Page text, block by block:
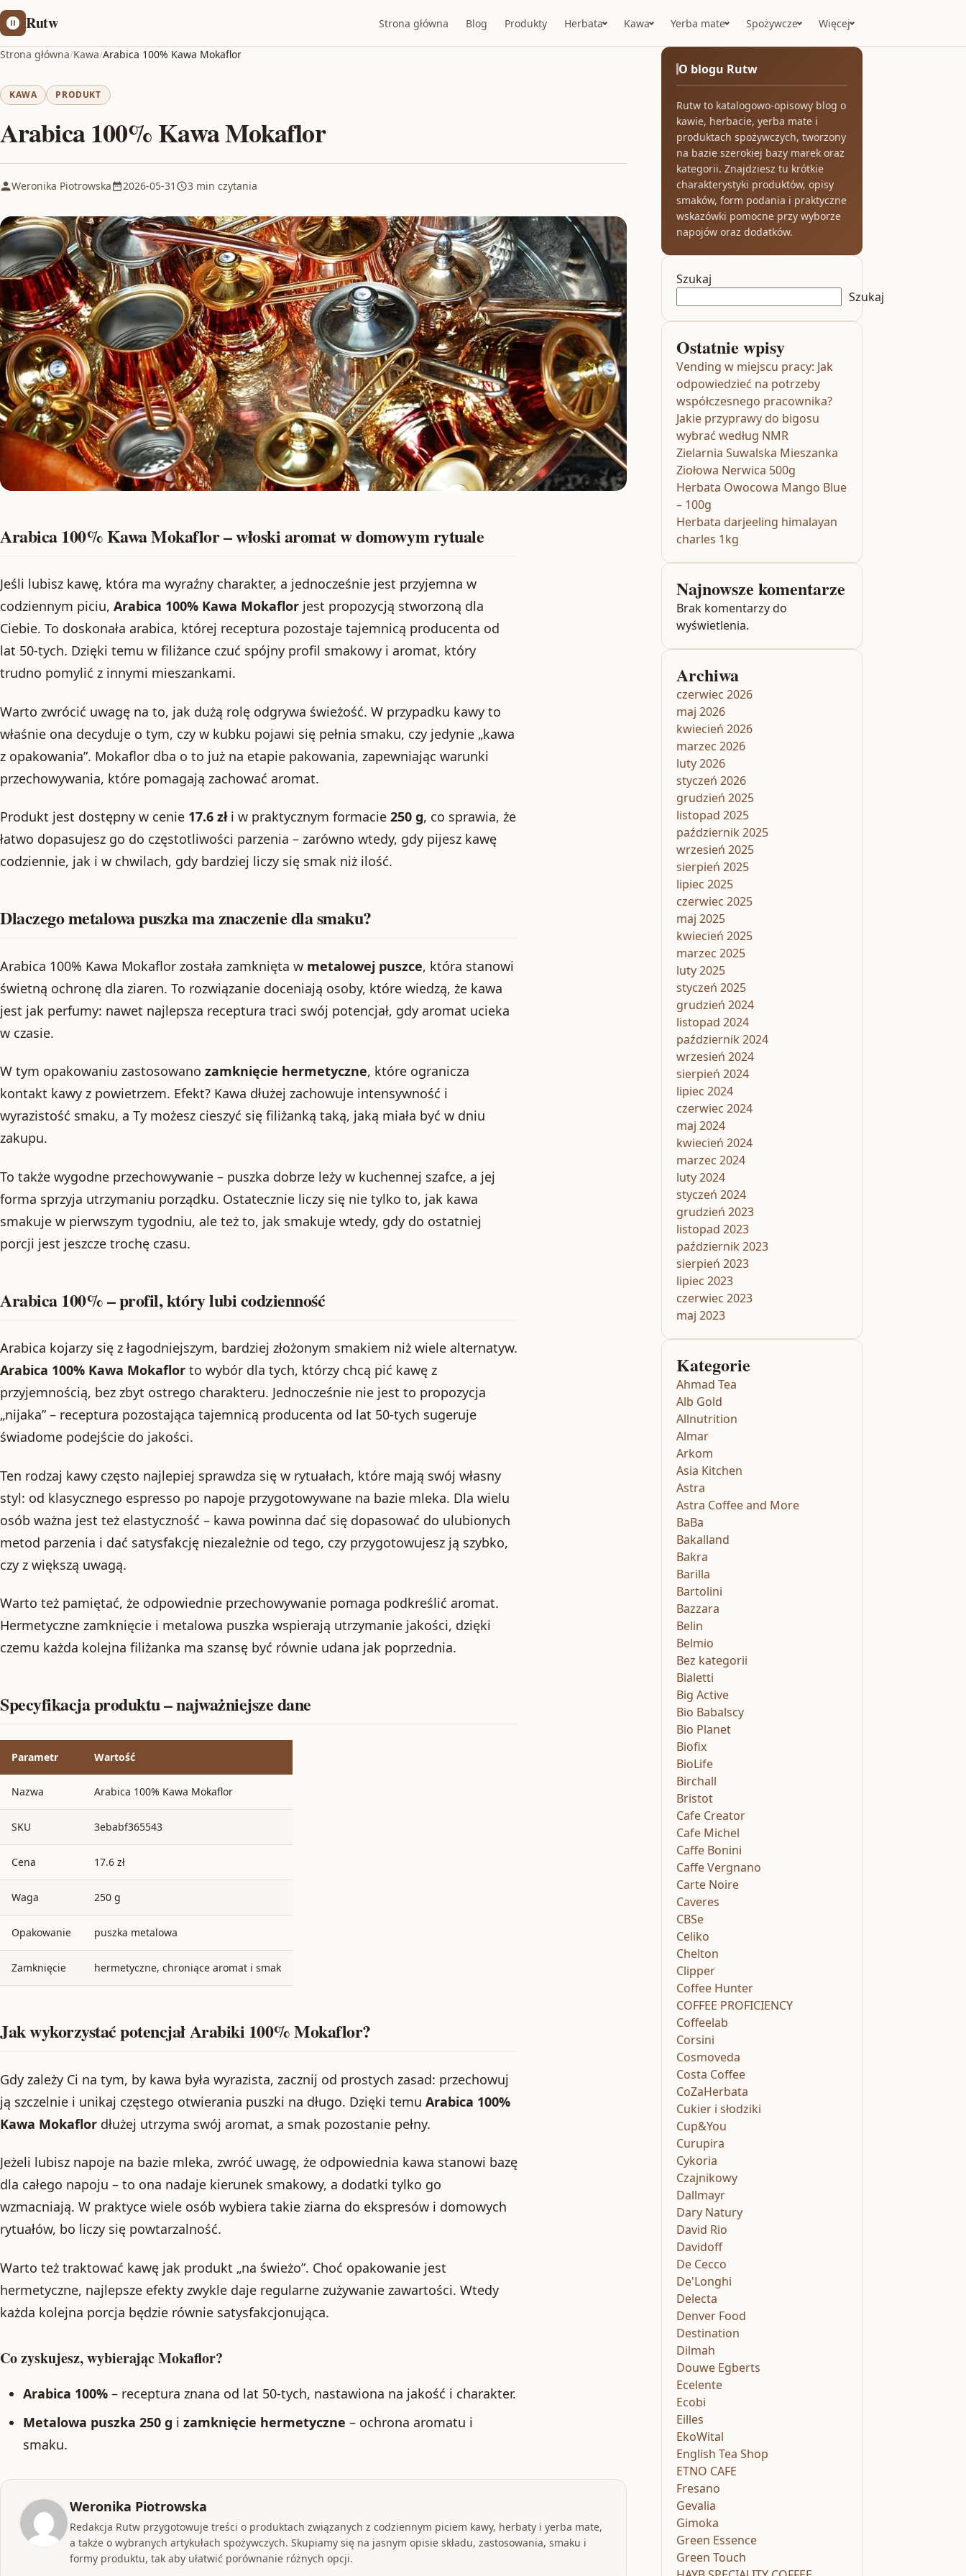
Rutw Strona główna Blog Produkty Herbata Kawa Yerba mate Spożywcze Więcej
Strona główna/Kawa/Arabica 100% Kawa Mokaflor
KAWA PRODUKT
Arabica 100% Kawa Mokaflor
Weronika Piotrowska 2026-05-31 3 min czytania
Arabica 100% Kawa Mokaflor – włoski aromat w domowym rytuale
Jeśli lubisz kawę, która ma wyraźny charakter, a jednocześnie jest przyjemna w
codziennym piciu, Arabica 100% Kawa Mokaflor jest propozycją stworzoną dla
Ciebie. To doskonała arabica, której receptura pozostaje tajemnicą producenta od
lat 50-tych. Dzięki temu w filiżance czuć spójny profil smakowy i aromat, który
trudno pomylić z innymi mieszankami.
Warto zwrócić uwagę na to, jak dużą rolę odgrywa świeżość. W przypadku kawy to
właśnie ona decyduje o tym, czy w kubku pojawi się pełnia smaku, czy jedynie „kawa
z opakowania”. Mokaflor dba o to już na etapie pakowania, zapewniając warunki
przechowywania, które pomagają zachować aromat.
Produkt jest dostępny w cenie 17.6 złi w praktycznym formacie 250 g, co sprawia, że
łatwo dopasujesz go do częstotliwości parzenia – zarówno wtedy, gdy pijesz kawę
codziennie, jak i w chwilach, gdy bardziej liczy się smak niż ilość.
Dlaczego metalowa puszka ma znaczenie dla smaku?
Arabica 100% Kawa Mokaflor została zamknięta w metalowej puszce, która stanowi
świetną ochronę dla ziaren. To rozwiązanie doceniają osoby, które wiedzą, że kawa
jest jak perfumy: nawet najlepsza receptura traci swój potencjał, gdy aromat ucieka
w czasie.
W tym opakowaniu zastosowano zamknięcie hermetyczne, które ogranicza
kontakt kawy z powietrzem. Efekt? Kawa dłużej zachowuje intensywność i
wyrazistość smaku, a Ty możesz cieszyć się filiżanką taką, jaką miała być w dniu
zakupu.
To także wygodne przechowywanie – puszka dobrze leży w kuchennej szafce, a jej
forma sprzyja utrzymaniu porządku. Ostatecznie liczy się nie tylko to, jak kawa
smakuje w pierwszym tygodniu, ale też to, jak smakuje wtedy, gdy do ostatniej
porcji jest jeszcze trochę czasu.
Arabica 100% – profil, który lubi codzienność
Arabica kojarzy się z łagodniejszym, bardziej złożonym smakiem niż wiele alternatyw.
Arabica 100% Kawa Mokaflor to wybór dla tych, którzy chcą pić kawę z
przyjemnością, bez zbyt ostrego charakteru. Jednocześnie nie jest to propozycja
„nijaka” – receptura pozostająca tajemnicą producenta od lat 50-tych sugeruje
świadome podejście do jakości.
Ten rodzaj kawy często najlepiej sprawdza się w rytuałach, które mają swój własny
styl: od klasycznego espresso po napoje przygotowywane na bazie mleka. Dla wielu
osób ważna jest też elastyczność – kawa powinna dać się dopasować do ulubionych
metod parzenia i dać satysfakcję niezależnie od tego, czy przygotowujesz ją szybko,
czy z większą uwagą.
Warto też pamiętać, że odpowiednie przechowywanie pomaga podkreślić aromat.
Hermetyczne zamknięcie i metalowa puszka wspierają utrzymanie jakości, dzięki
czemu każda kolejna filiżanka ma szansę być równie udana jak poprzednia.
Specyfikacja produktu – najważniejsze dane
Parametr Wartość
Nazwa Arabica 100% Kawa Mokaflor
SKU 3ebabf365543
Cena 17.6 zł
Waga 250 g
Opakowanie puszka metalowa
Zamknięcie hermetyczne, chroniące aromat i smak
Jak wykorzystać potencjał Arabiki 100% Mokaflor?
Gdy zależy Ci na tym, by kawa była wyrazista, zacznij od prostych zasad: przechowuj
ją szczelnie i unikaj częstego otwierania puszki na długo. Dzięki temu Arabica 100%
Kawa Mokaflor dłużej utrzyma swój aromat, a smak pozostanie pełny.
Jeżeli lubisz napoje na bazie mleka, zwróć uwagę, że odpowiednia kawa stanowi bazę
dla całego napoju – to ona nadaje kierunek smakowy, a dodatki tylko go
wzmacniają. W praktyce wiele osób wybiera takie ziarna do ekspresów i domowych
rytuałów, bo liczy się powtarzalność.
Warto też traktować kawę jak produkt „na świeżo”. Choć opakowanie jest
hermetyczne, najlepsze efekty zwykle daje regularne zużywanie zawartości. Wtedy
każda kolejna porcja będzie równie satysfakcjonująca.
Co zyskujesz, wybierając Mokaflor?
Arabica 100%– receptura znana od lat 50-tych, nastawiona na jakość i charakter.
Metalowa puszka 250 g i zamknięcie hermetyczne – ochrona aromatu i
smaku.
Weronika Piotrowska
Redakcja Rutw przygotowuje treści o produktach związanych z codziennym piciem kawy, herbaty i yerba mate,
a także o wybranych artykułach spożywczych. Skupiamy się na jasnym opisie składu, zastosowania, smaku i
formy produktu, tak aby ułatwić porównanie różnych opcji.
O blogu Rutw
Rutw to katalogowo-opisowy blog o
kawie, herbacie, yerba mate i
produktach spożywczych, tworzony
na bazie szerokiej bazy marek oraz
kategorii. Znajdziesz tu krótkie
charakterystyki produktów, opisy
smaków, form podania i praktyczne
wskazówki pomocne przy wyborze
napojów oraz dodatków.
Szukaj
Szukaj
Ostatnie wpisy
Vending w miejscu pracy: Jak
odpowiedzieć na potrzeby
współczesnego pracownika?
Jakie przyprawy do bigosu
wybrać według NMR
Zielarnia Suwalska Mieszanka
Ziołowa Nerwica 500g
Herbata Owocowa Mango Blue
– 100g
Herbata darjeeling himalayan
charles 1kg
Najnowsze komentarze
Brak komentarzy do
wyświetlenia.
Archiwa
czerwiec 2026
maj 2026
kwiecień 2026
marzec 2026
luty 2026
styczeń 2026
grudzień 2025
listopad 2025
październik 2025
wrzesień 2025
sierpień 2025
lipiec 2025
czerwiec 2025
maj 2025
kwiecień 2025
marzec 2025
luty 2025
styczeń 2025
grudzień 2024
listopad 2024
październik 2024
wrzesień 2024
sierpień 2024
lipiec 2024
czerwiec 2024
maj 2024
kwiecień 2024
marzec 2024
luty 2024
styczeń 2024
grudzień 2023
listopad 2023
październik 2023
sierpień 2023
lipiec 2023
czerwiec 2023
maj 2023
Kategorie
Ahmad Tea
Alb Gold
Allnutrition
Almar
Arkom
Asia Kitchen
Astra
Astra Coffee and More
BaBa
Bakalland
Bakra
Barilla
Bartolini
Bazzara
Belin
Belmio
Bez kategorii
Bialetti
Big Active
Bio Babalscy
Bio Planet
Biofix
BioLife
Birchall
Bristot
Cafe Creator
Cafe Michel
Caffe Bonini
Caffe Vergnano
Carte Noire
Caveres
CBSe
Celiko
Chelton
Clipper
Coffee Hunter
COFFEE PROFICIENCY
Coffeelab
Corsini
Cosmoveda
Costa Coffee
CoZaHerbata
Cukier i słodziki
Cup&You
Curupira
Cykoria
Czajnikowy
Dallmayr
Dary Natury
David Rio
Davidoff
De Cecco
De'Longhi
Delecta
Denver Food
Destination
Dilmah
Douwe Egberts
Ecelente
Ecobi
Eilles
EkoWital
English Tea Shop
ETNO CAFE
Fresano
Gevalia
Gimoka
Green Essence
Green Touch